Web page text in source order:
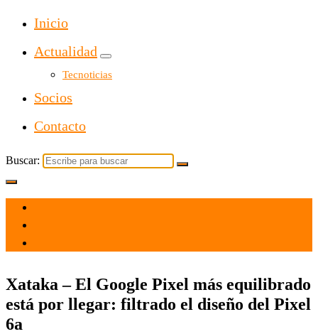
Yacal micro hosting
Inicio
Actualidad
Tecnoticias
Socios
Contacto
Buscar:
Xataka – El Google Pixel más equilibrado
está por llegar: filtrado el diseño del Pixel
6a